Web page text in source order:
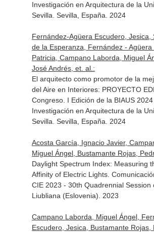
Investigación en Arquitectura de la
Sevilla. Sevilla, España. 2024
Fernández-Agüera Escudero, Jesica,
de la Esperanza, Fernández - Agüera
Patricia, Campano Laborda, Miguel
José Andrés, et. al.:
El arquitecto como promotor de la
del Aire en Interiores: PROYECTO
Congreso. I Edición de la BIAUS
Investigación en Arquitectura de la
Sevilla. Sevilla, España. 2024
Acosta García, Ignacio Javier,
Miguel Ángel, Bustamante Rojas,
Daylight Spectrum Index: Measuring
Affinity of Electric Lights.
CIE 2023 - 30th Quadrennial Session
Liubliana (Eslovenia). 2023
Campano Laborda, Miguel Ángel,
Escudero, Jesica, Bustamante Rojas,